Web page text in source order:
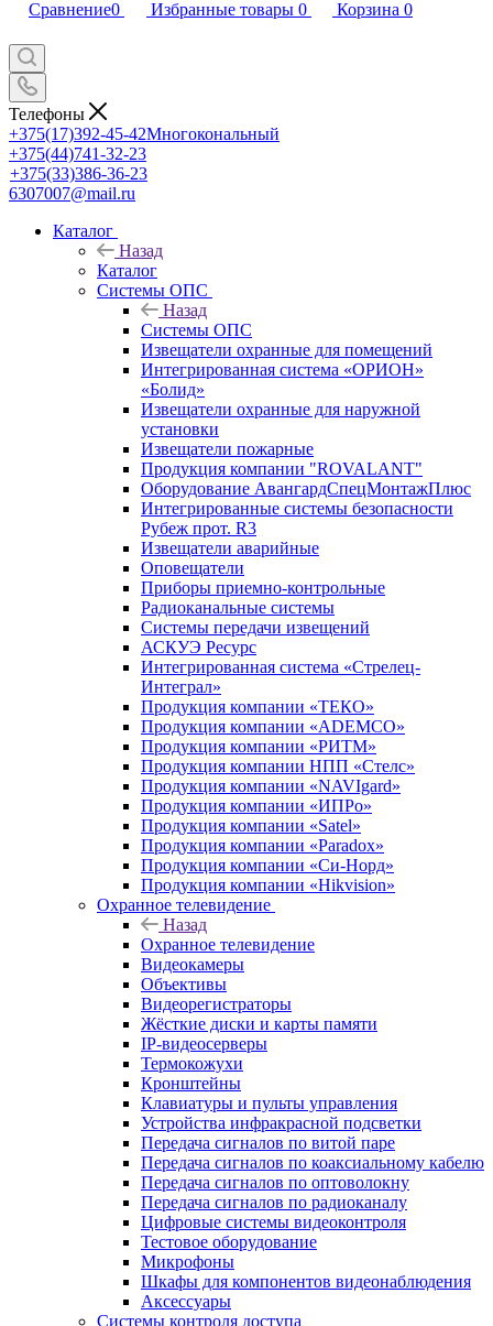
Сравнение0 Избранные товары 0 Корзина 0
Телефоны
+375(17)392-45-42Многокональный
+375(44)741-32-23
+375(33)386-36-23
6307007@mail.ru
Каталог
Назад
Каталог
Системы ОПС
Назад
Системы ОПС
Извещатели охранные для помещений
Интегрированная система «ОРИОН»
«Болид»
Извещатели охранные для наружной
установки
Извещатели пожарные
Продукция компании "ROVALANT"
Оборудование АвангардСпецМонтажПлюс
Интегрированные системы безопасности
Рубеж прот. R3
Извещатели аварийные
Оповещатели
Приборы приемно-контрольные
Радиоканальные системы
Системы передачи извещений
АСКУЭ Ресурс
Интегрированная система «Стрелец-
Интеграл»
Продукция компании «ТЕКО»
Продукция компании «ADEMCO»
Продукция компании «РИТМ»
Продукция компании НПП «Стелс»
Продукция компании «NAVIgard»
Продукция компании «ИПРо»
Продукция компании «Satel»
Продукция компании «Paradox»
Продукция компании «Си-Норд»
Продукция компании «Hikvision»
Охранное телевидение
Назад
Охранное телевидение
Видеокамеры
Объективы
Видеорегистраторы
Жёсткие диски и карты памяти
IP-видеосерверы
Термокожухи
Кронштейны
Клавиатуры и пульты управления
Устройства инфракрасной подсветки
Передача сигналов по витой паре
Передача сигналов по коаксиальному кабелю
Передача сигналов по оптоволокну
Передача сигналов по радиоканалу
Цифровые системы видеоконтроля
Тестовое оборудование
Микрофоны
Шкафы для компонентов видеонаблюдения
Аксессуары
Системы контроля доступа